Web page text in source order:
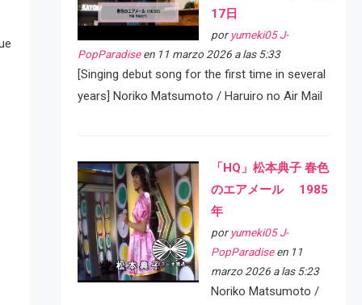
17日
por yumeki05 J-
PopParadiseen 11 marzo 2026 a las 5:33
[Singing debut song for the first time in several
years] Noriko Matsumoto / Haruiro no Air Mail
「HQ」松本典子 春色
のエアメール 1985
年
por yumeki05 J-
PopParadiseen 11
marzo 2026 a las 5:23
Noriko Matsumoto /